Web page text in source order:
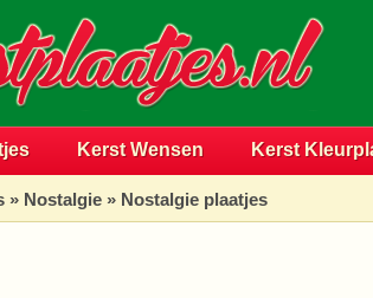
Kerst Wensen Kerst
» Nostalgie » Nostalgie plaatjes